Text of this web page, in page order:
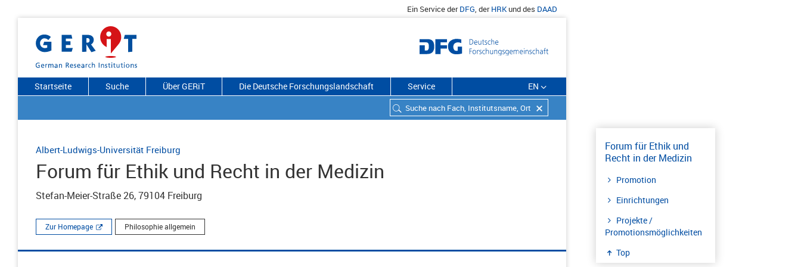
Ein Service derDFG, derHRKund des DAAD
Startseite Suche Über GERiT Die Deutsche Forschungslandschaft Service EN
Forum für Ethik und
Recht in der Medizin
Promotion
Einrichtungen
Projekte /
Promotionsmöglichkeiten
Top
Albert-Ludwigs-Universität Freiburg
Forum für Ethik und Recht in der Medizin
Stefan-Meier-Straße 26, 79104 Freiburg
Zur Homepage Philosophie allgemein